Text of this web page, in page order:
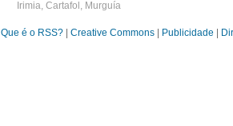
Irimia, Cartafol , Murguía
Que é o RSS? Creative Commons Publicidade